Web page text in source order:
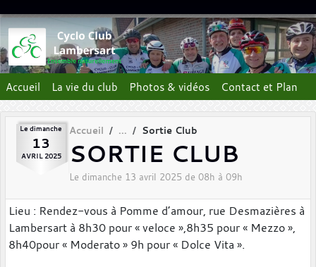
Accueil La vie du club Photos & vidéos Contact et Plan
Le dimanche
13
AVRIL 2025
Accueil Sortie Club
SORTIE CLUB
Le dimanche 13 avril 2025 de 08h à 09h
Lieu : Rendez-vous à Pomme d’amour, rue Desmazières à
Lambersart à 8h30 pour « veloce »,8h35 pour « Mezzo »,
8h40pour « Moderato » 9h pour « Dolce Vita ».